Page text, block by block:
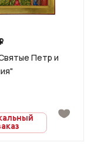
Петр и